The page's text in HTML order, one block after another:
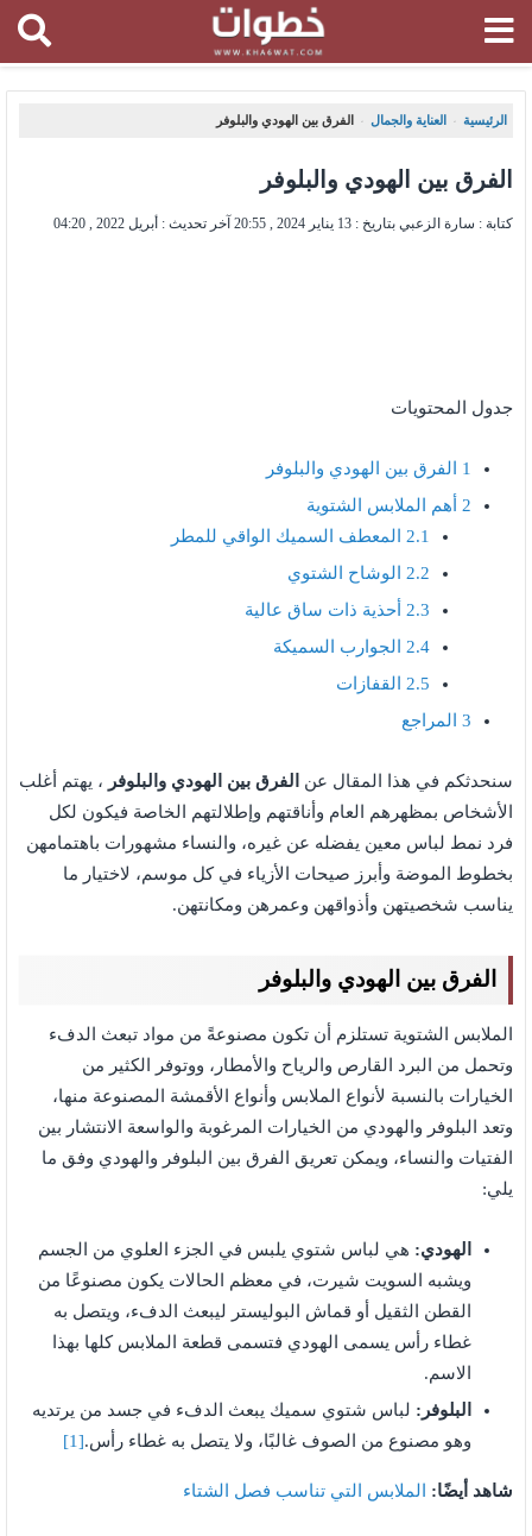
الرئيسية ، العناية والجمال ، الفرق بين الهودي والبلوفر
الفرق بين الهودي والبلوفر
كتابة : سارة الزعبي بتاريخ : 13 يناير 2024 , 20:55 آخر تحديث : أبريل 2022 , 04:20
جدول المحتويات
1 الفرق بين الهودي والبلوفر
2 أهم الملابس الشتوية
2.1 المعطف السميك الواقي للمطر
2.2 الوشاح الشتوي
2.3 أحذية ذات ساق عالية
2.4 الجوارب السميكة
2.5 القفازات
3 المراجع
سنحدثكم في هذا المقال عن الفرق بين الهودي والبلوفر ، يهتم أغلب
الأشخاص بمظهرهم العام وأناقتهم وإطلالتهم الخاصة فيكون لكل
فرد نمط لباس معين يفضله عن غيره، والنساء مشهورات باهتمامهن
بخطوط الموضة وأبرز صيحات الأزياء في كل موسم، لاختيار ما
يناسب شخصيتهن وأذواقهن وعمرهن ومكانتهن.
الفرق بين الهودي والبلوفر
الملابس الشتوية تستلزم أن تكون مصنوعةً من مواد تبعث الدفء
وتحمل من البرد القارص والرياح والأمطار، ووتوفر الكثير من
الخيارات بالنسبة لأنواع الملابس وأنواع الأقمشة المصنوعة منها،
وتعد البلوفر والهودي من الخيارات المرغوبة والواسعة الانتشار بين
الفتيات والنساء، ويمكن تعريق الفرق بين البلوفر والهودي وفق ما
يلي:
الهودي: هي لباس شتوي يلبس في الجزء العلوي من الجسم
ويشبه السويت شيرت، في معظم الحالات يكون مصنوعًا من
القطن الثقيل أو قماش البوليستر ليبعث الدفء، ويتصل به
غطاء رأس يسمى الهودي فتسمى قطعة الملابس كلها بهذا
الاسم.
البلوفر: لباس شتوي سميك يبعث الدفء في جسد من يرتديه
وهو مصنوع من الصوف غالبًا، ولا يتصل به غطاء رأس.[1]
شاهد أيضًا: الملابس التي تناسب فصل الشتاء